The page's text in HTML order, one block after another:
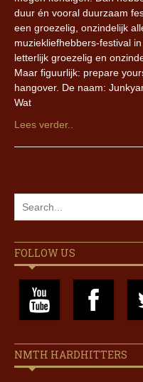
duur én vooral duurzaam
een groezelig, onzindelijk
muziekliefhebbers-festival
letterlijk groezelig en
Maar figuurlijk: prepare
hangover. De naam:
Wat
Lees verder..
FOLLOW US
NMTH HARDHITTERS